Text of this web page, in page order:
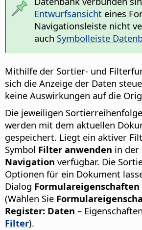
Entwurfsansichteines
Navigationsleiste nicht
auch Symbolleiste
Mithilfe der Sortier- und
sich die Anzeige der Daten
keine Auswirkungen auf die
Die jeweiligen
werden mit dem aktuellen
gespeichert. Liegt ein aktiver
Symbol Filter anwenden in der
Navigation verfügbar. Die
Optionen für ein Dokument
Dialog Formulareigenschaften
(Wählen Sie
Register: Daten –
Filter).